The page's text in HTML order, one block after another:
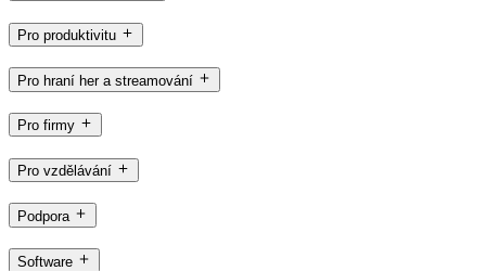
Pro produktivitu
Pro hraní her a streamování
Pro firmy
Pro vzdělávání
Podpora
Software